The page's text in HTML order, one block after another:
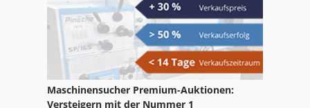
Schuhmachermaschine Fraes Und Schleifmaschine
Maschinensucher Premium-Auktionen:
Versteigern mit der Nummer 1